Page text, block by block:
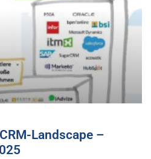
Landscape –